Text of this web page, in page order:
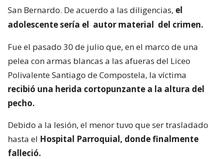
San Bernardo. De acuerdo a las diligencias, el
adolescente sería el autor material del crimen.
Fue el pasado 30 de julio que, en el marco de una
pelea con armas blancas a las afueras del Liceo
Polivalente Santiago de Compostela, la víctima
recibió una herida cortopunzante a la altura del
pecho.
Debido a la lesión, el menor tuvo que ser trasladado
hasta el Hospital Parroquial, donde finalmente
falleció.